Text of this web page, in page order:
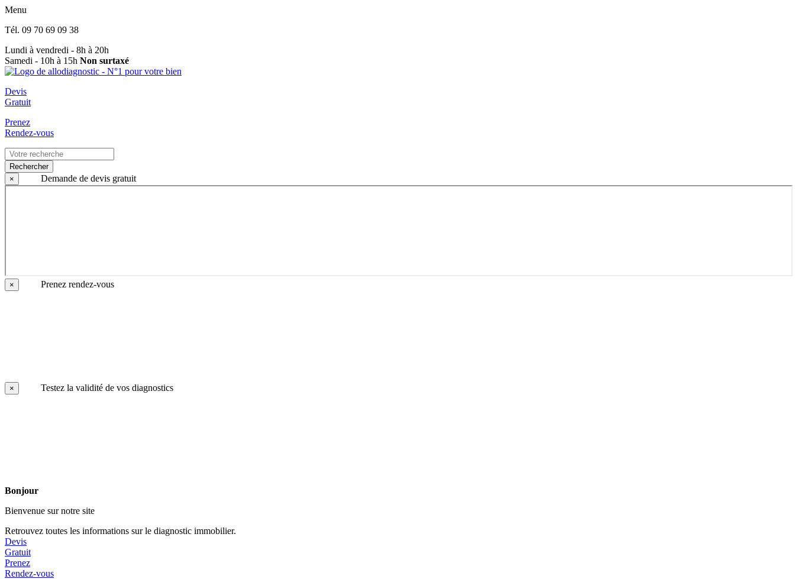
Menu
Tél. 09 70 69 09 38
Lundi à vendredi - 8h à 20h
Samedi - 10h à 15h Non surtaxé
Devis
Gratuit
Prenez
Rendez-vous
Rechercher
×
Demande de devis gratuit
× Prenez rendez-vous
× Testez la validité de vos diagnostics
Bonjour
Bienvenue sur notre site
Retrouvez toutes les informations sur le diagnostic immobilier.
Devis
Gratuit
Prenez
Rendez-vous